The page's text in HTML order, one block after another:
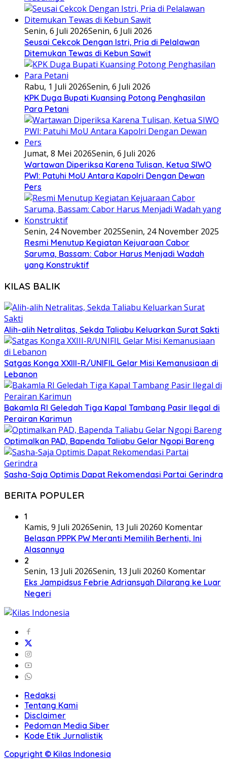
Senin, 6 Juli 2026Senin, 6 Juli 2026
Seusai Cekcok Dengan Istri, Pria di Pelalawan
Ditemukan Tewas di Kebun Sawit
Rabu, 1 Juli 2026Senin, 6 Juli 2026
KPK Duga Bupati Kuansing Potong Penghasilan
Para Petani
Jumat, 8 Mei 2026Senin, 6 Juli 2026
Wartawan Diperiksa Karena Tulisan, Ketua SIWO
PWI: Patuhi MoU Antara Kapolri Dengan Dewan
Pers
Senin, 24 November 2025Senin, 24 November 2025
Resmi Menutup Kegiatan Kejuaraan Cabor
Saruma, Bassam: Cabor Harus Menjadi Wadah
yang Konstruktif
KILAS BALIK
Alih-alih Netralitas, Sekda Taliabu Keluarkan Surat Sakti
Satgas Konga XXIII-R/UNIFIL Gelar Misi Kemanusiaan di
Lebanon
Bakamla RI Geledah Tiga Kapal Tambang Pasir Ilegal di
Perairan Karimun
Optimalkan PAD, Bapenda Taliabu Gelar Ngopi Bareng
Sasha-Saja Optimis Dapat Rekomendasi Partai Gerindra
BERITA POPULER
1
Kamis, 9 Juli 2026Senin, 13 Juli 20260 Komentar
Belasan PPPK PW Meranti Memilih Berhenti, Ini
Alasannya
2
Senin, 13 Juli 2026Senin, 13 Juli 20260 Komentar
Eks Jampidsus Febrie Adriansyah Dilarang ke Luar
Negeri
Redaksi
Tentang Kami
Disclaimer
Pedoman Media Siber
Kode Etik Jurnalistik
Copyright © Kilas Indonesia